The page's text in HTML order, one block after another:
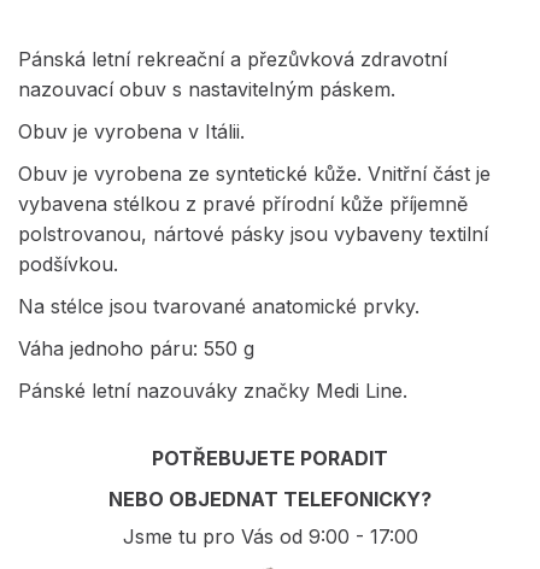
Pánská letní rekreační a přezůvková zdravotní
nazouvací obuv s nastavitelným páskem.
Obuv je vyrobena v Itálii.
Obuv je vyrobena ze syntetické kůže. Vnitřní část je
vybavena stélkou z pravé přírodní kůže příjemně
polstrovanou, nártové pásky jsou vybaveny textilní
podšívkou.
Na stélce jsou tvarované anatomické prvky.
Váha jednoho páru: 550 g
Pánské letní nazouváky značky Medi Line.
POTŘEBUJETE PORADIT
NEBO OBJEDNAT TELEFONICKY?
Jsme tu pro Vás od 9:00 - 17:00